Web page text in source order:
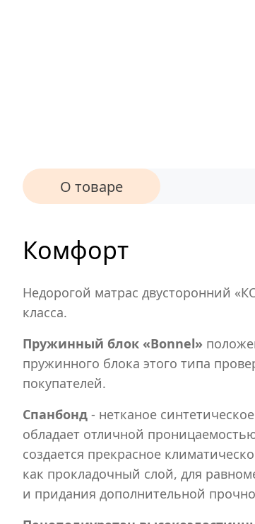
О товаре
Комфорт
Недорогой матрас двусторонний
класса.
Пружинный блок «Bonnel»
пружинного блока этого типа
покупателей.
Спанбонд - нетканое
обладает отличной
создается прекрасное
как прокладочный слой, для
и придания дополнительной